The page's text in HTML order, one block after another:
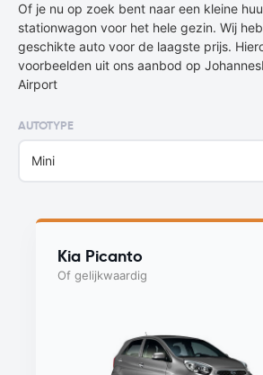
Of je nu op zoek bent naar een kleine
stationwagon voor het hele gezin. Wij
geschikte auto voor de laagste prijs.
voorbeelden uit ons aanbod op
Airport
AUTOTYPE
Mini
Kia Picanto
Of gelijkwaardig